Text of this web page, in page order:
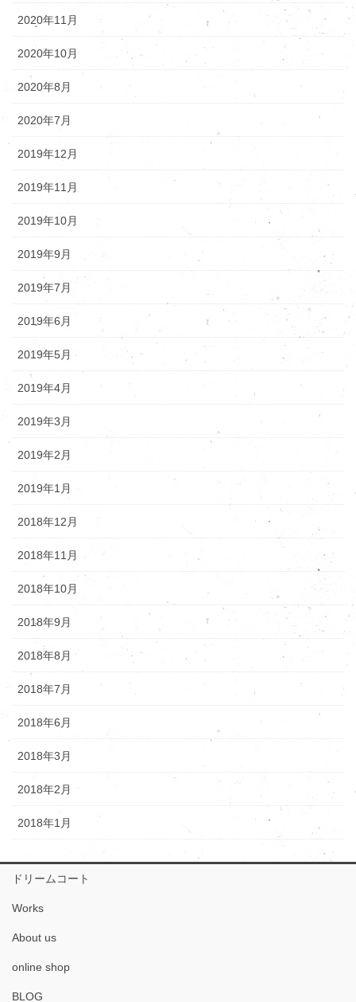
2020年11月
2020年10月
2020年8月
2020年7月
2019年12月
2019年11月
2019年10月
2019年9月
2019年7月
2019年6月
2019年5月
2019年4月
2019年3月
2019年2月
2019年1月
2018年12月
2018年11月
2018年10月
2018年9月
2018年8月
2018年7月
2018年6月
2018年3月
2018年2月
2018年1月
ドリームコート
Works
About us
online shop
BLOG